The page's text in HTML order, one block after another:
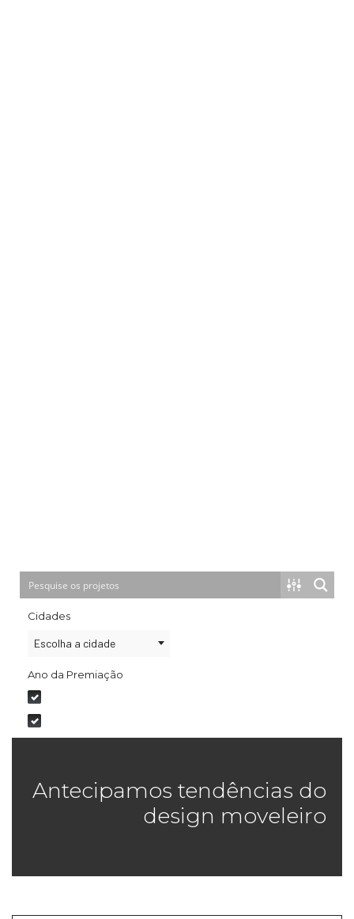
Cidades
Escolha a cidade
Ano da Premiação
Antecipamos tendências do
design moveleiro